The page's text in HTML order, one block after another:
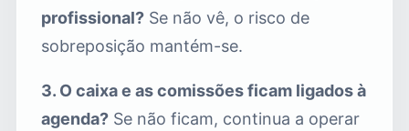
profissional? Se não vê, o risco de
sobreposição mantém-se.
3. O caixa e as comissões ficam ligados à
agenda? Se não ficam, continua a operar